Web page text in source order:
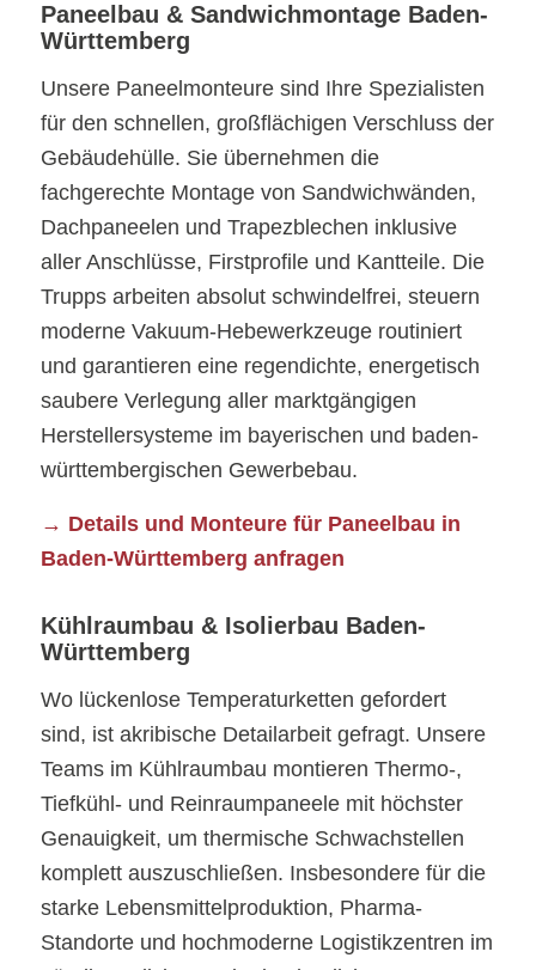
Paneelbau & Sandwichmontage Baden-
Württemberg
Unsere Paneelmonteure sind Ihre Spezialisten
für den schnellen, großflächigen Verschluss der
Gebäudehülle. Sie übernehmen die
fachgerechte Montage von Sandwichwänden,
Dachpaneelen und Trapezblechen inklusive
aller Anschlüsse, Firstprofile und Kantteile. Die
Trupps arbeiten absolut schwindelfrei, steuern
moderne Vakuum-Hebewerkzeuge routiniert
und garantieren eine regendichte, energetisch
saubere Verlegung aller marktgängigen
Herstellersysteme im bayerischen und baden-
württembergischen Gewerbebau.
→ Details und Monteure für Paneelbau in
Baden-Württemberg anfragen
Kühlraumbau & Isolierbau Baden-
Württemberg
Wo lückenlose Temperaturketten gefordert
sind, ist akribische Detailarbeit gefragt. Unsere
Teams im Kühlraumbau montieren Thermo-,
Tiefkühl- und Reinraumpaneele mit höchster
Genauigkeit, um thermische Schwachstellen
komplett auszuschließen. Insbesondere für die
starke Lebensmittelproduktion, Pharma-
Standorte und hochmoderne Logistikzentren im